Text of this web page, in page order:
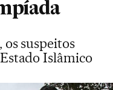
os suspeitos
Islâmico